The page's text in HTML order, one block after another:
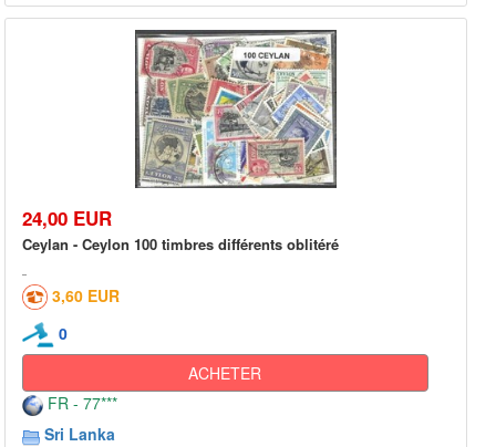
24,00 EUR
Ceylan - Ceylon 100 timbres différents oblitéré
3,60 EUR
0
ACHETER
FR - 77***
Sri Lanka